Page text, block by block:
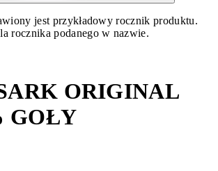
jest przykładowy rocznik produktu.
rocznika podanego w nazwie.
ORIGINAL
GOŁY